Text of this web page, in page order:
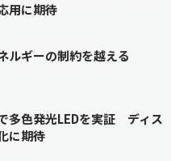
用に期待
ルギーの制約を越える
多色発光LEDを実証 ディス
に期待